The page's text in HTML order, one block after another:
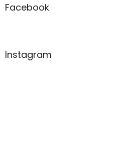
Facebook
Instagram